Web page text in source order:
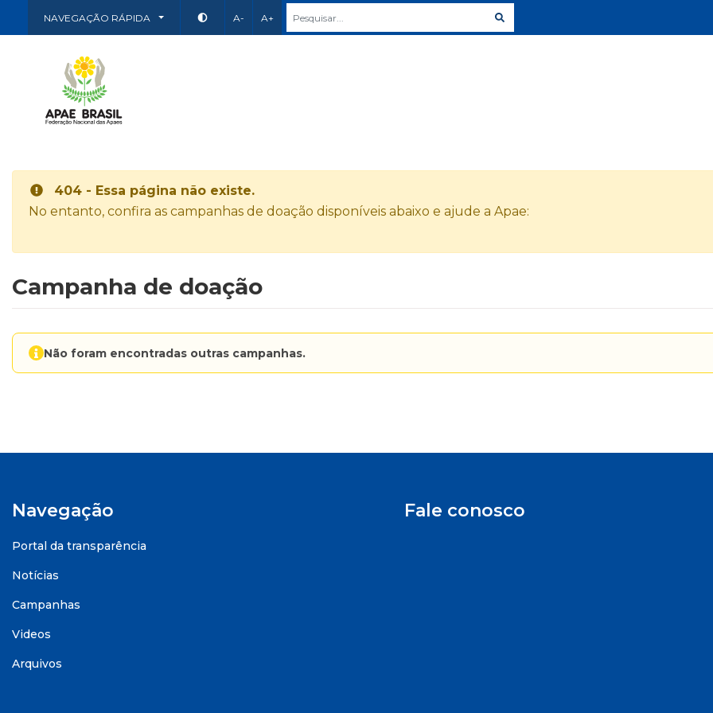
NAVEGAÇÃO RÁPIDA A- A+
404 - Essa página não existe.
No entanto, confira as campanhas de doação disponíveis abaixo e ajude a Apae:
Campanha de doação
Não foram encontradas outras campanhas.
Navegação
Portal da transparência
Notícias
Campanhas
Videos
Arquivos
Fale conosco